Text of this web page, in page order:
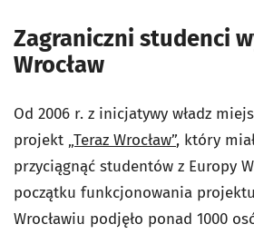
Zagraniczni studenci
Wrocław
Od 2006 r. z inicjatywy władz
projekt „Teraz Wrocław”, który
przyciągnąć studentów z Europy
początku funkcjonowania
Wrocławiu podjęło ponad 1000